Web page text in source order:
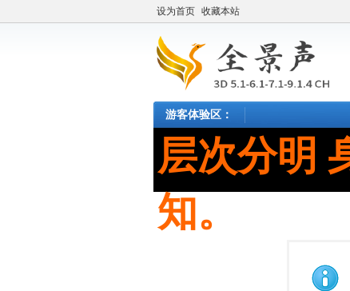
设为首页 收藏本站
游客体验区：
层次分明
知。